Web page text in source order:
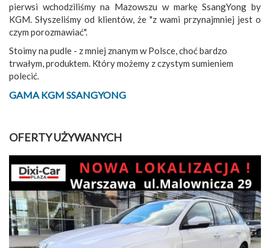
pierwsi wchodziliśmy na Mazowszu w markę SsangYong by
KGM. Słyszeliśmy od klientów, że "z wami przynajmniej jest o
czym porozmawiać".
Stoimy na pudle - z mniej znanym w Polsce, choć bardzo
trwałym, produktem. Który możemy z czystym sumieniem
polecić.
GAMA KGM SSANGYONG
OFERTY UŻYWANYCH